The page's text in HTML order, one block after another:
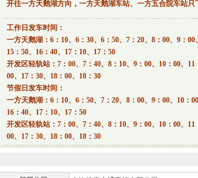
开往一方天鹅湖方向，一方天鹅湖车站、一方五合院车站
工作日发车时间：
一方天鹅湖：6：10、6：30、6：50、7：20、8：00、9：00
15：50、16：40、17：10、17：50
开发区轻轨站：7：00、7：40、8：10、9：00、10：00、
00、17：30、18：00、18：30
节假日发车时间：
一方天鹅湖：6：10、6：50、7：20、8：00、9：00、10：
16：40、17：10、17：50
开发区轻轨站：7：00、7：40、8：10、9：00、10：00、
00、17：30、18：00、18：30